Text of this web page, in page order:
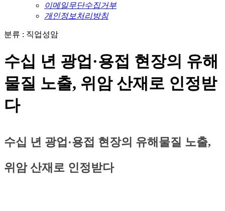
이메일무단수집거부
개인정보처리방침
분류 : 직업성암
수십 년 광업·용접 현장의 유해
물질 노출, 위암 산재로 인정받
다
수십 년 광업·용접 현장의 유해물질 노출,
위암 산재로 인정받다